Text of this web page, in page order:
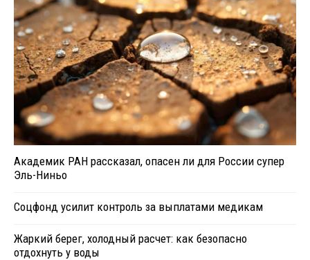
Академик РАН рассказал, опасен ли для России супер
Эль-Ниньо
Соцфонд усилит контроль за выплатами медикам
Жаркий берег, холодный расчет: как безопасно
отдохнуть у воды